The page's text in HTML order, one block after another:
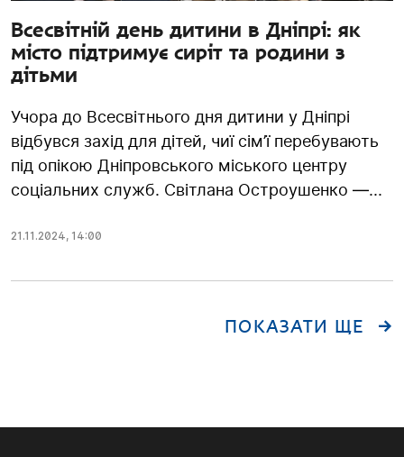
Всесвітній день дитини в Дніпрі: як
місто підтримує сиріт та родини з
дітьми
Учора до Всесвітнього дня дитини у Дніпрі
відбувся захід для дітей, чиї сім’ї перебувають
під опікою Дніпровського міського центру
соціальних служб. Світлана Остроушенко —...
21.11.2024, 14:00
ПОКАЗАТИ ЩЕ